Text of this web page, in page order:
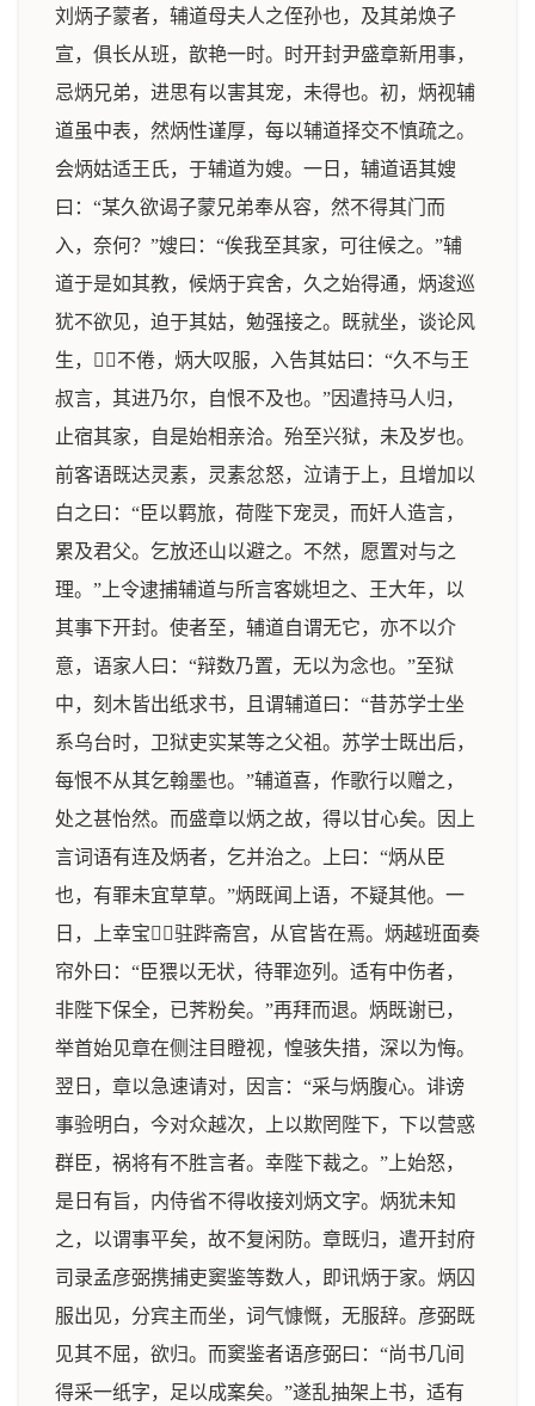
刘炳子蒙者，辅道母夫人之侄孙也，及其弟焕子
宣，俱长从班，歆艳一时。时开封尹盛章新用事，
忌炳兄弟，进思有以害其宠，未得也。初，炳视辅
道虽中表，然炳性谨厚，每以辅道择交不慎疏之。
会炳姑适王氏，于辅道为嫂。一日，辅道语其嫂
曰：“某久欲谒子蒙兄弟奉从容，然不得其门而
入，奈何？”嫂曰：“俟我至其家，可往候之。”辅
道于是如其教，候炳于宾舍，久之始得通，炳逡巡
犹不欲见，迫于其姑，勉强接之。既就坐，谈论风
生，不倦，炳大叹服，入告其姑曰：“久不与王
叔言，其进乃尔，自恨不及也。”因遣持马人归，
止宿其家，自是始相亲洽。殆至兴狱，未及岁也。
前客语既达灵素，灵素忿怒，泣请于上，且增加以
白之曰：“臣以羁旅，荷陛下宠灵，而奸人造言，
累及君父。乞放还山以避之。不然，愿置对与之
理。”上令逮捕辅道与所言客姚坦之、王大年，以
其事下开封。使者至，辅道自谓无它，亦不以介
意，语家人曰：“辩数乃置，无以为念也。”至狱
中，刻木皆出纸求书，且谓辅道曰：“昔苏学士坐
系乌台时，卫狱吏实某等之父祖。苏学士既出后，
每恨不从其乞翰墨也。”辅道喜，作歌行以赠之，
处之甚怡然。而盛章以炳之故，得以甘心矣。因上
言词语有连及炳者，乞并治之。上曰：“炳从臣
也，有罪未宜草草。”炳既闻上语，不疑其他。一
日，上幸宝，驻跸斋宫，从官皆在焉。炳越班面奏
帘外曰：“臣猥以无状，待罪迩列。适有中伤者，
非陛下保全，已荠粉矣。”再拜而退。炳既谢已，
举首始见章在侧注目瞪视，惶骇失措，深以为悔。
翌日，章以急速请对，因言：“采与炳腹心。诽谤
事验明白，今对众越次，上以欺罔陛下，下以营惑
群臣，祸将有不胜言者。幸陛下裁之。”上始怒，
是日有旨，内侍省不得收接刘炳文字。炳犹未知
之，以谓事平矣，故不复闲防。章既归，遣开封府
司录孟彦弼携捕吏窦鉴等数人，即讯炳于家。炳囚
服出见，分宾主而坐，词气慷慨，无服辞。彦弼既
见其不屈，欲归。而窦鉴者语彦弼曰：“尚书几间
得采一纸字，足以成案矣。”遂乱抽架上书，适有